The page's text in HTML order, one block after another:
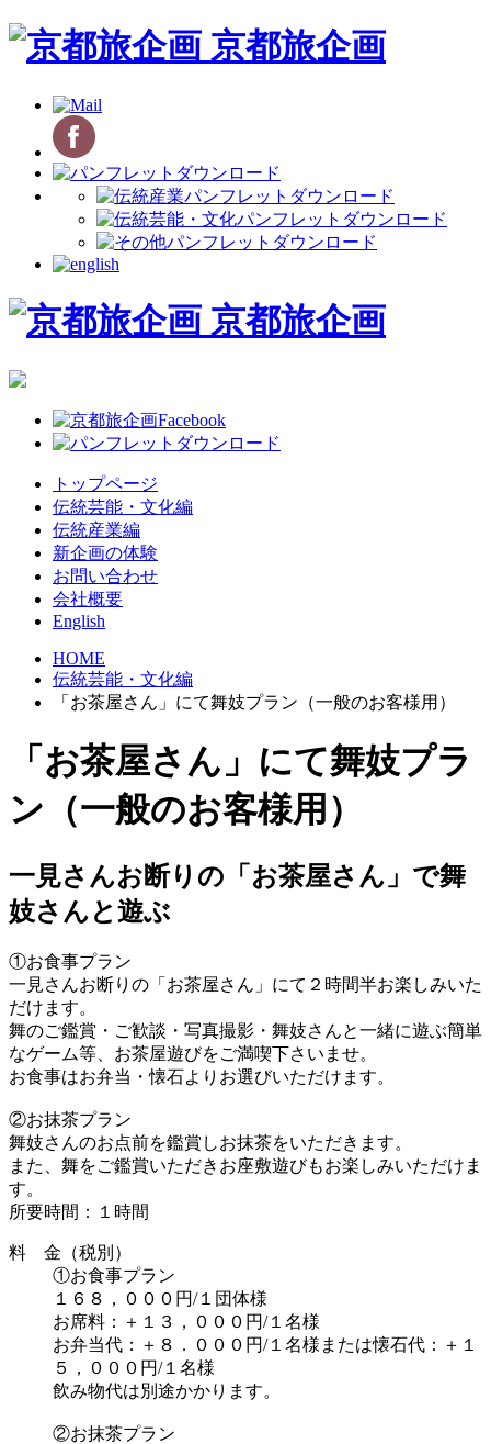
京都旅企画
京都旅企画
トップページ
伝統芸能・文化編
伝統産業編
新企画の体験
お問い合わせ
会社概要
English
HOME
伝統芸能・文化編
「お茶屋さん」にて舞妓プラン（一般のお客様用）
「お茶屋さん」にて舞妓プラ
ン（一般のお客様用）
一見さんお断りの「お茶屋さん」で舞
妓さんと遊ぶ
①お食事プラン
一見さんお断りの「お茶屋さん」にて２時間半お楽しみいた
だけます。
舞のご鑑賞・ご歓談・写真撮影・舞妓さんと一緒に遊ぶ簡単
なゲーム等、お茶屋遊びをご満喫下さいませ。
お食事はお弁当・懐石よりお選びいただけます。
②お抹茶プラン
舞妓さんのお点前を鑑賞しお抹茶をいただきます。
また、舞をご鑑賞いただきお座敷遊びもお楽しみいただけま
す。
所要時間：１時間
料 金（税別）
①お食事プラン
１６８，０００円/１団体様
お席料：＋１３，０００円/１名様
お弁当代：＋８．０００円/１名様または懐石代：＋１
５，０００円/１名様
飲み物代は別途かかります。
②お抹茶プラン